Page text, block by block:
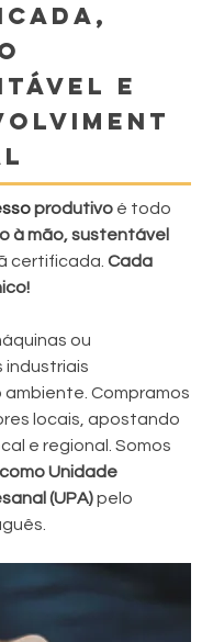
E
produtivo é todo
à mão, sustentável
certificada. Cada
ou
industriais
Compramos
locais, apostando
e regional. Somos
Unidade
(UPA)pelo